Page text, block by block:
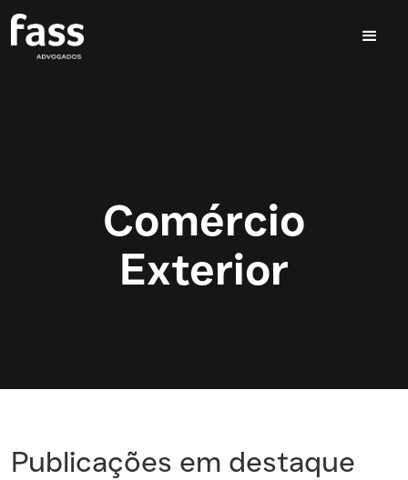
Comércio
Exterior
Publicações em destaque